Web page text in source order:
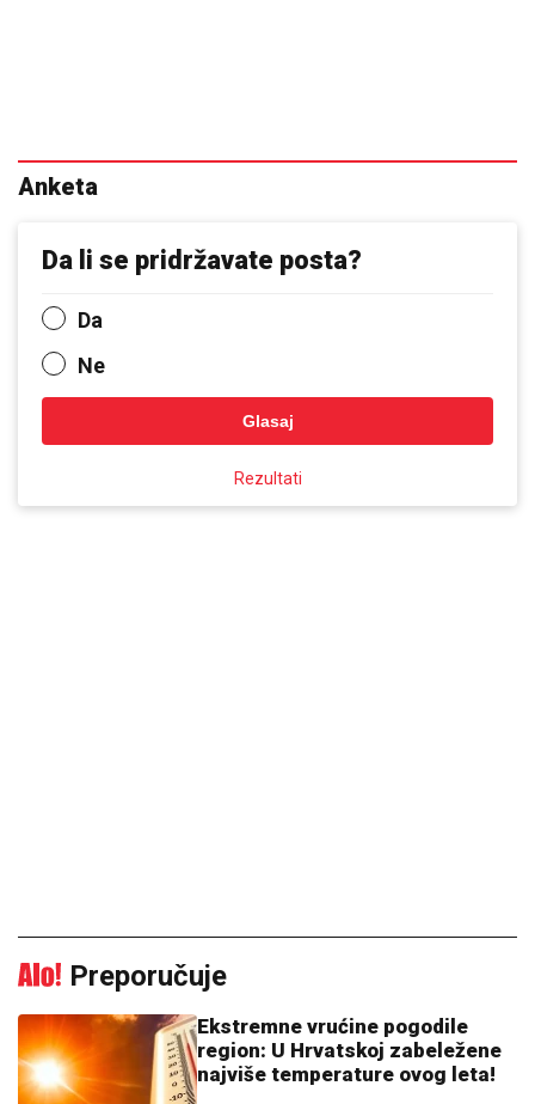
Anketa
Da li se pridržavate posta?
Da
Ne
Glasaj
Rezultati
Preporučuje
Ekstremne vrućine pogodile
region: U Hrvatskoj zabeležene
najviše temperature ovog leta!